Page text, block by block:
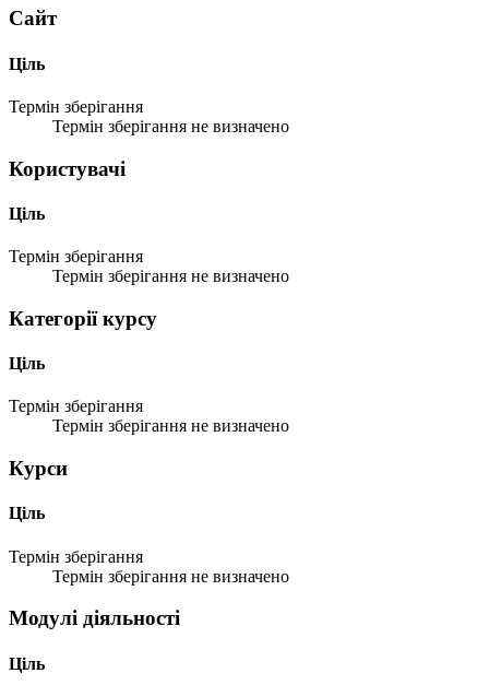
Сайт
Ціль
Термін зберігання
Термін зберігання не визначено
Користувачі
Ціль
Термін зберігання
Термін зберігання не визначено
Категорії курсу
Ціль
Термін зберігання
Термін зберігання не визначено
Курси
Ціль
Термін зберігання
Термін зберігання не визначено
Модулі діяльності
Ціль